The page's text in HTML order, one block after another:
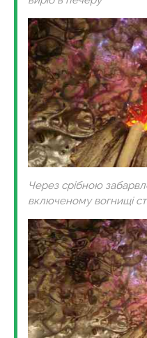
Через срібною
включеному вогнищі